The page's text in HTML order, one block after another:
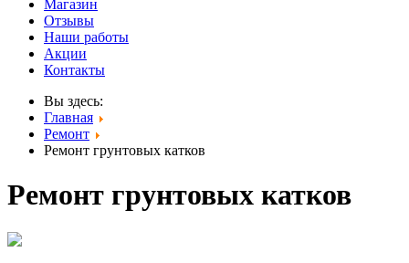
Магазин
Отзывы
Наши работы
Акции
Контакты
Вы здесь:
Главная
Ремонт
Ремонт грунтовых катков
Ремонт грунтовых катков